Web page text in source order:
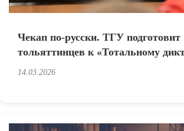
Чекап по-русски. ТГУ подготовит
тольяттинцев к «Тотальному
14.03.2026